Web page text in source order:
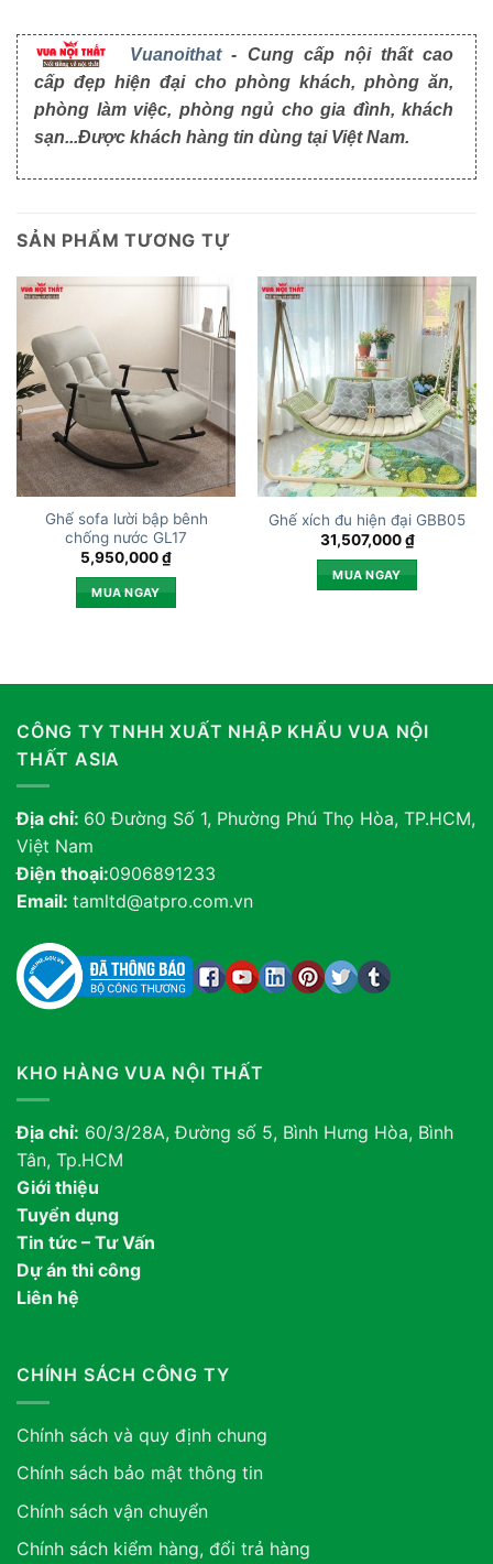
Vuanoithat- Cung cấp nội thất cao
cấp đẹp hiện đại cho phòng khách, phòng ăn,
phòng làm việc, phòng ngủ cho gia đình, khách
sạn...Được khách hàng tin dùng tại Việt Nam.
SẢN PHẨM TƯƠNG TỰ
Ghế sofa lười bập bênh
chống nước GL17
5,950,000₫
MUA NGAY
Ghế xích đu hiện đại GBB05
31,507,000₫
MUA NGAY
CÔNG TY TNHH XUẤT NHẬP KHẨU VUA NỘI
THẤT ASIA
Địa chỉ: 60 Đường Số 1, Phường Phú Thọ Hòa, TP.HCM,
Việt Nam
Điện thoại:0906891233
Email: tamltd@atpro.com.vn
KHO HÀNG VUA NỘI THẤT
Địa chỉ: 60/3/28A, Đường số 5, Bình Hưng Hòa, Bình
Tân, Tp.HCM
Giới thiệu
Tuyển dụng
Tin tức – Tư Vấn
Dự án thi công
Liên hệ
CHÍNH SÁCH CÔNG TY
Chính sách và quy định chung
Chính sách bảo mật thông tin
Chính sách vận chuyển
Chính sách kiểm hàng, đổi trả hàng